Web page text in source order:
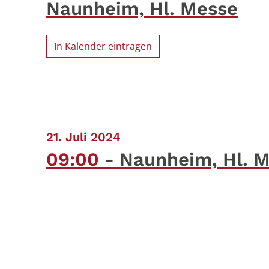
Naunheim, Hl. Messe
In Kalender eintragen
21. Juli 2024
09:00 Naunheim, Hl.